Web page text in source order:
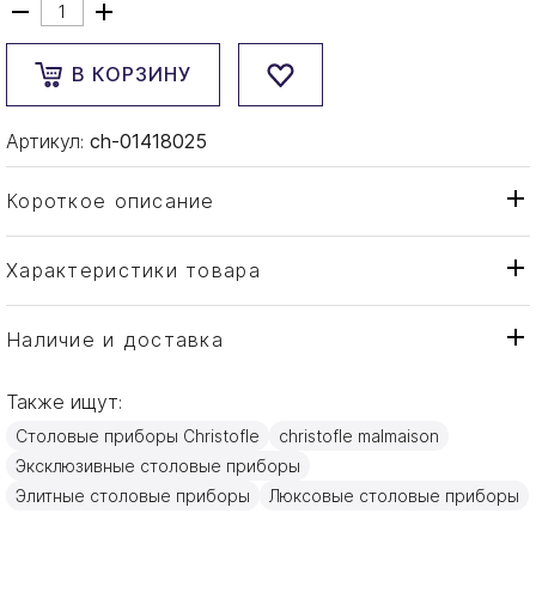
В КОРЗИНУ
Артикул: ch-01418025
Короткое описание
Характеристики товара
Тип товара
Нож
Бренд
Страна производителя
Материал
Серебро
23см
Наличие и доставка
Также ищут:
Столовые приборы Christofle
christofle malmaison
Эксклюзивные столовые приборы
Элитные столовые приборы
Люксовые столовые приборы